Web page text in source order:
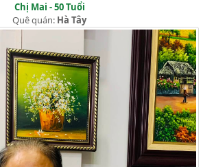
Chị Mai - 50 Tuổi
Quê quán: Hà Tây